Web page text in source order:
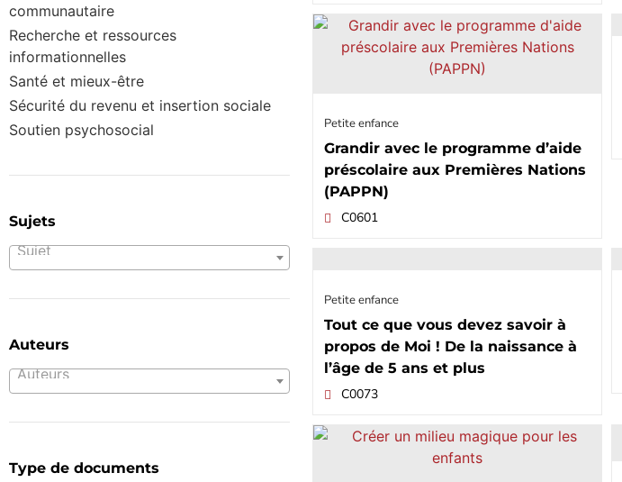
communautaire
Recherche et ressources
informationnelles
Santé et mieux-être
Sécurité du revenu et insertion sociale
Soutien psychosocial
Sujets
Sujet
Auteurs
Auteurs
Type de documents
Petite enfance
Grandir avec le programme d’aide
préscolaire aux Premières Nations
(PAPPN)
C0601
Petite enfance
Tout ce que vous devez savoir à
propos de Moi ! De la naissance à
l’âge de 5 ans et plus
C0073